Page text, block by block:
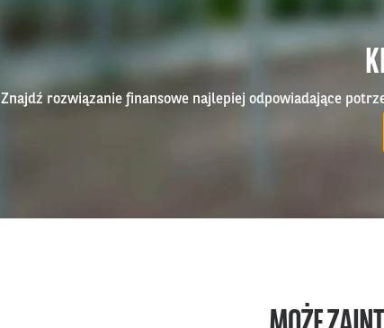
Znajdź rozwiązanie finansowe najlepiej odpowiadające